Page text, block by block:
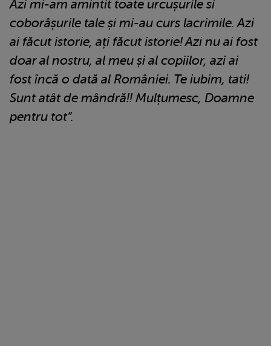
Azi mi-am amintit toate urcușurile si
coborâșurile tale și mi-au curs lacrimile. Azi
ai făcut istorie, ați făcut istorie! Azi nu ai fost
doar al nostru, al meu și al copiilor, azi ai
fost încă o dată al României. Te iubim, tati!
Sunt atât de mândră!! Mulțumesc, Doamne
pentru tot”.